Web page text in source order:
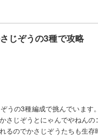
じぞうの3種で攻略
うの3種編成で挑んでいます
さじぞうとにゃんでやねん
のでかさじぞうたちも生存